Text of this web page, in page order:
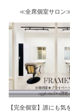
≪全席個室サロン
【完全個室】誰にも